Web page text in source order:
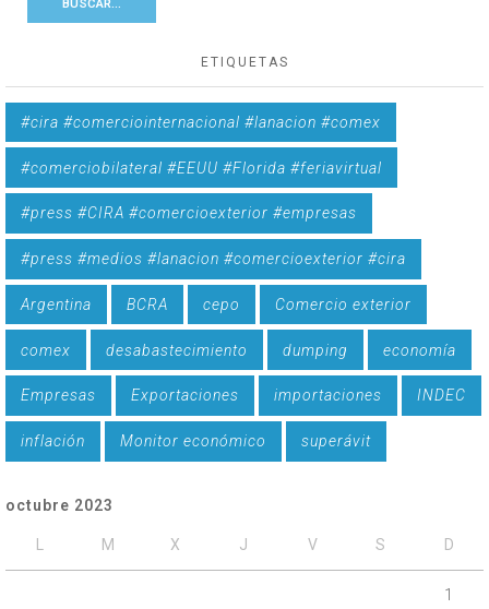
ETIQUETAS
#cira #comerciointernacional #lanacion #comex
#comerciobilateral #EEUU #Florida #feriavirtual
#press #CIRA #comercioexterior #empresas
#press #medios #lanacion #comercioexterior #cira
Argentina BCRA cepo Comercio exterior
comex desabastecimiento dumping economía
Empresas Exportaciones importaciones INDEC
inflación Monitor económico superávit
octubre 2023
M X J V S D
1